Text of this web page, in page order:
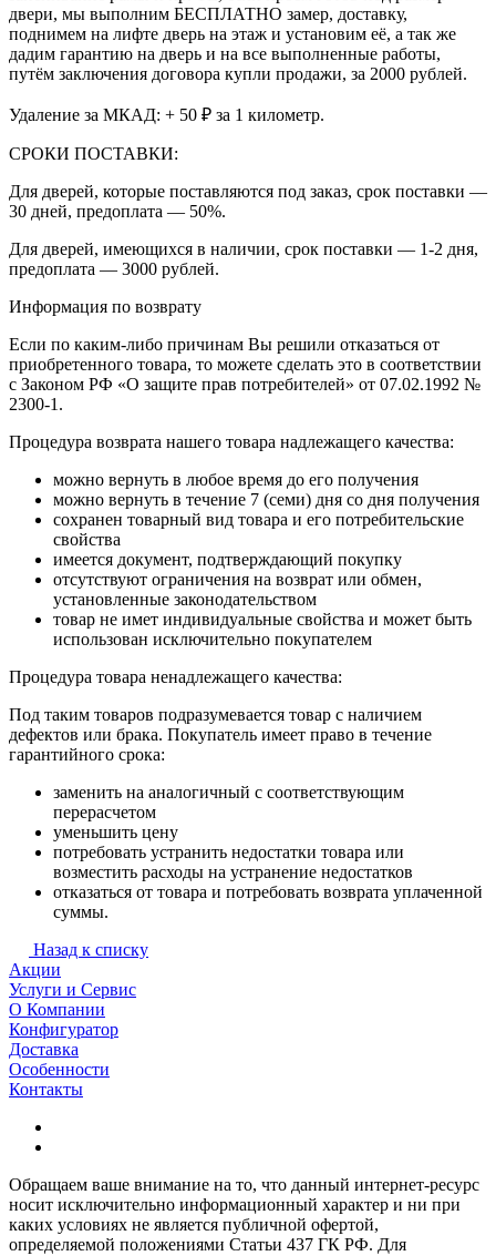
двери, мы выполним БЕСПЛАТНО замер, доставку,
поднимем на лифте дверь на этаж и установим её, а так же
дадим гарантию на дверь и на все выполненные работы,
путём заключения договора купли продажи, за 2000 рублей.
Удаление за МКАД: + 50 ₽ за 1 километр.
СРОКИ ПОСТАВКИ:
Для дверей, которые поставляются под заказ, срок поставки —
30 дней, предоплата — 50%.
Для дверей, имеющихся в наличии, срок поставки — 1-2 дня,
предоплата — 3000 рублей.
Информация по возврату
Если по каким-либо причинам Вы решили отказаться от
приобретенного товара, то можете сделать это в соответствии
с Законом РФ «О защите прав потребителей» от 07.02.1992 №
2300-1.
Процедура возврата нашего товара надлежащего качества:
можно вернуть в любое время до его получения
можно вернуть в течение 7 (семи) дня со дня получения
сохранен товарный вид товара и его потребительские
свойства
имеется документ, подтверждающий покупку
отсутствуют ограничения на возврат или обмен,
установленные законодательством
товар не имет индивидуальные свойства и может быть
использован исключительно покупателем
Процедура товара ненадлежащего качества:
Под таким товаров подразумевается товар с наличием
дефектов или брака. Покупатель имеет право в течение
гарантийного срока:
заменить на аналогичный с соответствующим
перерасчетом
уменьшить цену
потребовать устранить недостатки товара или
возместить расходы на устранение недостатков
отказаться от товара и потребовать возврата уплаченной
суммы.
Назад к списку
Акции
Услуги и Сервис
О Компании
Конфигуратор
Доставка
Особенности
Контакты
Обращаем ваше внимание на то, что данный интернет-ресурс
носит исключительно информационный характер и ни при
каких условиях не является публичной офертой,
определяемой положениями Статьи 437 ГК РФ. Для